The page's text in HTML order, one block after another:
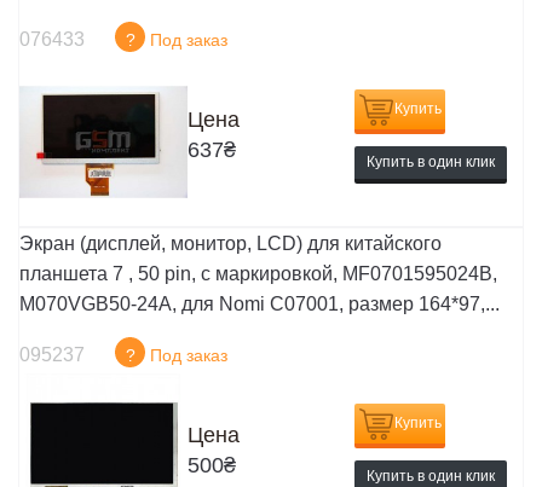
076433 ? Под заказ
Цена
637₴
Купить
Купить в один клик
Экран (дисплей, монитор, LCD) для китайского
планшета 7 , 50 pin, с маркировкой, MF0701595024B,
M070VGB50-24A, для Nomi C07001, размер 164*97,...
095237 ? Под заказ
Цена
500₴
Купить
Купить в один клик